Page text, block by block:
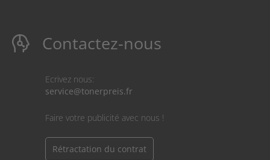
Contactez-nous
Ecrivez nous:
service@tonerpreis.fr
Faire votre publicité avec nous !
Rétractation du contrat